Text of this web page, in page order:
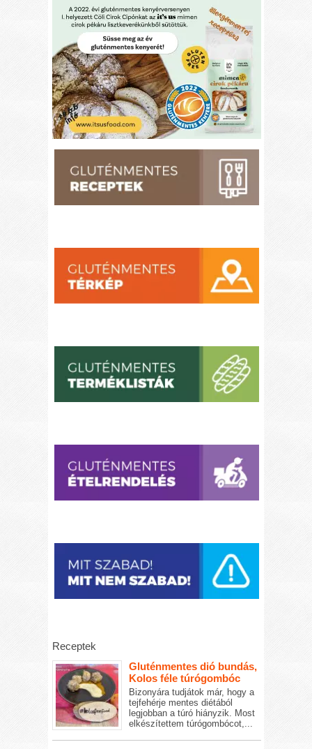
Receptek
Gluténmentes dió bundás,
Kolos féle túrógombóc
Bizonyára tudjátok már, hogy a
tejfehérje mentes diétából
legjobban a túró hiányzik. Most
elkészítettem túrógombócot,...